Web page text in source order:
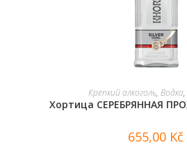
В КОРЗИНУ
Крепкий алкоголь, Водка,
Хортица СЕРЕБРЯННАЯ
655,00 Kč